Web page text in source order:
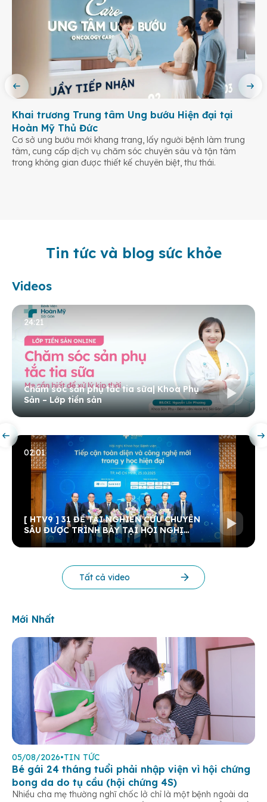
Khai trương Trung tâm Ung bướu Hiện đại tại
Hoàn Mỹ Thủ Đức
Cơ sở ung bướu mới khang trang, lấy người bệnh làm trung
tâm, cung cấp dịch vụ chăm sóc chuyên sâu và tận tâm
trong không gian được thiết kế chuyên biệt, thư thái.
Tin tức và blog sức khỏe
Videos
24:21
Chăm sóc sản phụ tắc tia sữa| Khoa Phụ
Sản – Lớp tiền sản
02:01
[ HTV9 ] 31 ĐỀ TÀI NGHIÊN CỨU CHUYÊN
SÂU ĐƯỢC TRÌNH BÀY TẠI HỘI NGHỊ
KHOA HỌC THƯỜNG NIÊN BV 2025
Tất cả video
Mới Nhất
05/08/2026•TIN TỨC
Bé gái 24 tháng tuổi phải nhập viện vì hội chứng
bong da do tụ cầu (hội chứng 4S)
Nhiều cha mẹ thường nghĩ chốc lở chỉ là một bệnh ngoài da